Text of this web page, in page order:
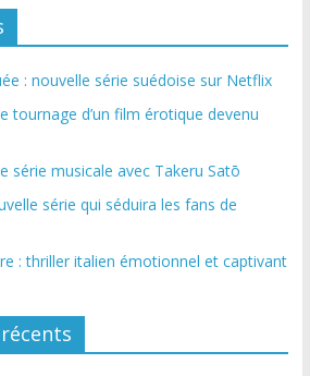
: nouvelle série suédoise sur Netflix
tournage d’un film érotique devenu
série musicale avec Takeru Satō
série qui séduira les fans de
: thriller italien émotionnel et captivant